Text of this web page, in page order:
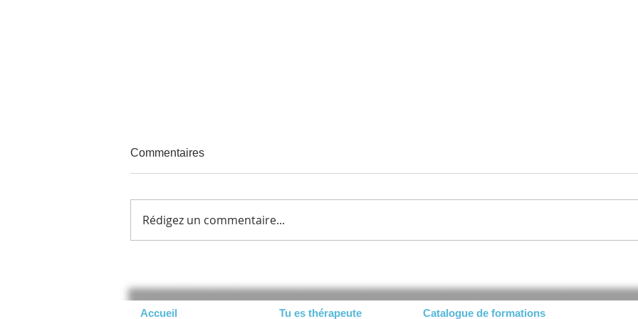
accompagner
Commentaires
Rédigez un commentaire...
Accueil Tu es thérapeute Catalogue de formations